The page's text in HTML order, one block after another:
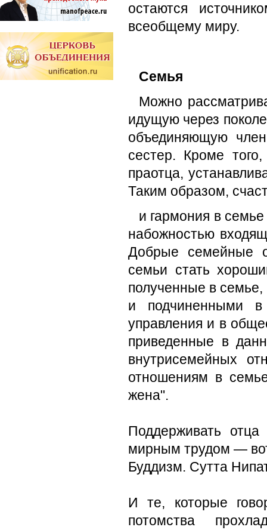
остаются
всеобщему миру.
Семья
Можно
идущую через
объединяющую
сестер. Кроме
праотца,
Таким образом,
и гармония в
набожно­стью
Добрые семейные
семьи стать
полученные в
и подчиненными в
управления и в
приведенные в
внутрисемейных
отношениям в
жена".
Поддерживать
мирным трудом —
Буддизм. Сутта
И те, которые
потомства